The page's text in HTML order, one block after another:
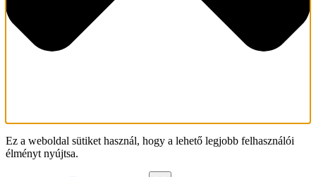
Ez a weboldal sütiket használ, hogy a lehető legjobb felhasználói
élményt nyújtsa.